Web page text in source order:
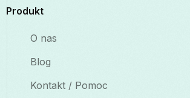
Produkt
O nas
Blog
Kontakt / Pomoc